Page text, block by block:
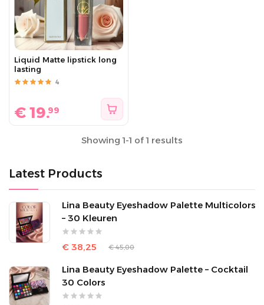
Latest Products
Lina Beauty Eyeshadow Palette Multicolors
– 30 Kleuren
€ 38,25 € 45,00
Lina Beauty Eyeshadow Palette – Cocktail
30 Colors
Liquid Matte lipstick long
lasting
4
€19.99
Showing 1-1 of 1 results